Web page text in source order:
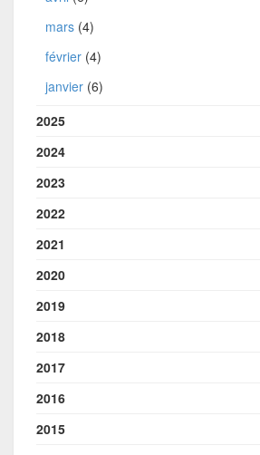
mars (4)
février (4)
janvier (6)
2025
2024
2023
2022
2021
2020
2019
2018
2017
2016
2015